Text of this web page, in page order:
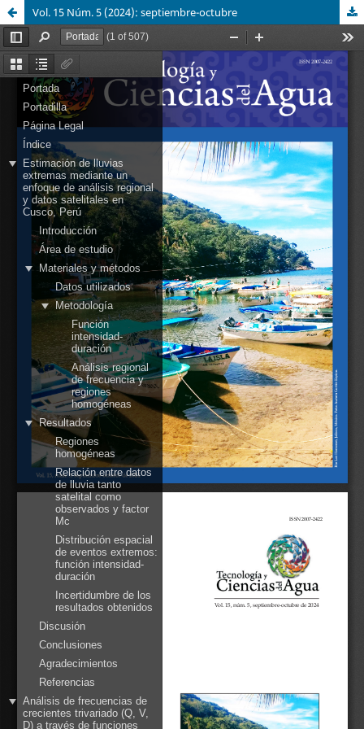
Vol. 15 Núm. 5 (2024): septiembre-octubre